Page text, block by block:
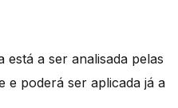
está a ser analisada pelas
e poderá ser aplicada já a